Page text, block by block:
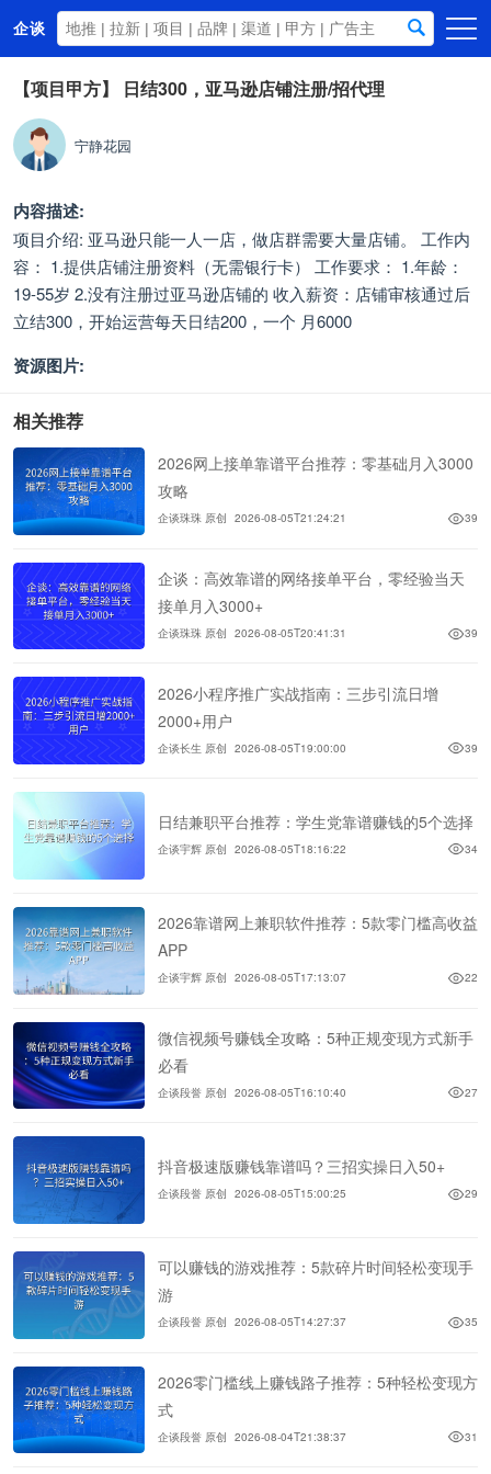
企谈
首页
商务资源
资讯动态
关于我们
【项目甲方】 日结300，亚马逊店铺注册/招代理
宁静花园
内容描述:
项目介绍: 亚马逊只能一人一店，做店群需要大量店铺。 工作内
容： 1.提供店铺注册资料（无需银行卡） 工作要求： 1.年龄：
19-55岁 2.没有注册过亚马逊店铺的 收入薪资：店铺审核通过后
立结300，开始运营每天日结200，一个 月6000
资源图片:
相关推荐
2026网上接单靠谱平台推荐：零基础月入3000
攻略
企谈珠珠 原创 2026-08-05T21:24:21 39
企谈：高效靠谱的网络接单平台，零经验当天
接单月入3000+
企谈珠珠 原创 2026-08-05T20:41:31 39
2026小程序推广实战指南：三步引流日增
2000+用户
企谈长生 原创 2026-08-05T19:00:00 39
日结兼职平台推荐：学生党靠谱赚钱的5个选择
企谈宇辉 原创 2026-08-05T18:16:22 34
2026靠谱网上兼职软件推荐：5款零门槛高收益
APP
企谈宇辉 原创 2026-08-05T17:13:07 22
微信视频号赚钱全攻略：5种正规变现方式新手
必看
企谈段誉 原创 2026-08-05T16:10:40 27
抖音极速版赚钱靠谱吗？三招实操日入50+
企谈段誉 原创 2026-08-05T15:00:25 29
可以赚钱的游戏推荐：5款碎片时间轻松变现手
游
企谈段誉 原创 2026-08-05T14:27:37 35
2026零门槛线上赚钱路子推荐：5种轻松变现方
式
企谈段誉 原创 2026-08-04T21:38:37 31